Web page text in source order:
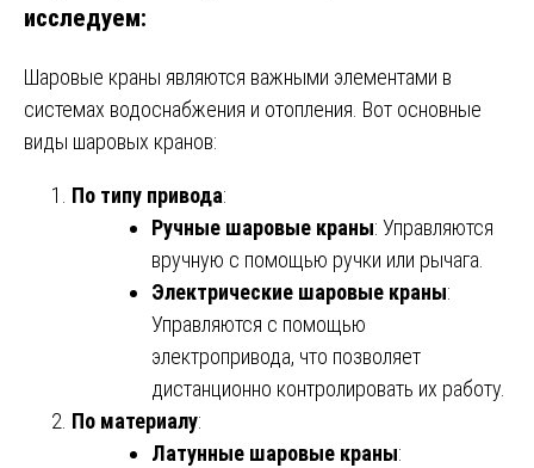
исследуем:
Шаровые краны являются важными элементами в
системах водоснабжения и отопления. Вот основные
виды шаровых кранов:
По типу привода:
Ручные шаровые краны: Управляются
вручную с помощью ручки или рычага.
Электрические шаровые краны:
Управляются с помощью
электропривода, что позволяет
дистанционно контролировать их работу.
По материалу:
Латунные шаровые краны: